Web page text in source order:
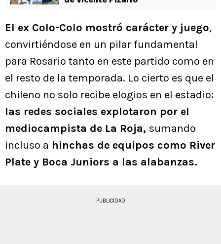
El ex Colo-Colo mostró carácter y juego,
convirtiéndose en un pilar fundamental
para Rosario tanto en este partido como en
el resto de la temporada. Lo cierto es que el
chileno no solo recibe elogios en el estadio:
las redes sociales explotaron por el
mediocampista de La Roja, sumando
incluso a hinchas de equipos como River
Plate y Boca Juniors a las alabanzas.
PUBLICIDAD